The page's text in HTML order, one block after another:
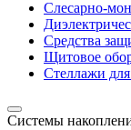
Слесарно-
Средства
Щитовое
Стеллажи
Системы